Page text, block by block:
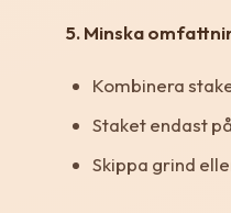
5. Minska
Kombinera
Staket endast
Skippa grind